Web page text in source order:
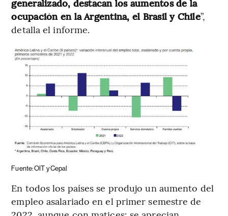
generalizado, destacan los aumentos de la
ocupación en la Argentina, el Brasil y Chile”,
detalla el informe.
Fuente: OIT y Cepal
En todos los países se produjo un aumento del
empleo asalariado en el primer semestre de